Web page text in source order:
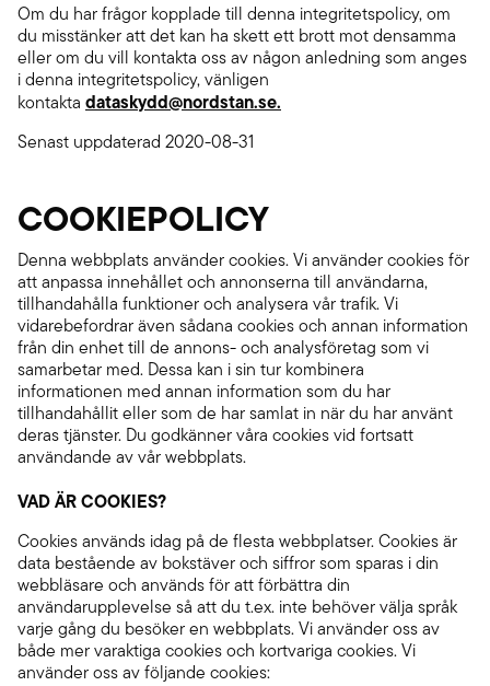
Om du har frågor kopplade till denna integritetspolicy, om
du misstänker att det kan ha skett ett brott mot densamma
eller om du vill kontakta oss av någon anledning som anges
i denna integritetspolicy, vänligen
kontakta dataskydd@nordstan.se.
Senast uppdaterad 2020-08-31
COOKIEPOLICY
Denna webbplats använder cookies. Vi använder cookies för
att anpassa innehållet och annonserna till användarna,
tillhandahålla funktioner och analysera vår trafik. Vi
vidarebefordrar även sådana cookies och annan information
från din enhet till de annons- och analysföretag som vi
samarbetar med. Dessa kan i sin tur kombinera
informationen med annan information som du har
tillhandahållit eller som de har samlat in när du har använt
deras tjänster. Du godkänner våra cookies vid fortsatt
användande av vår webbplats.
VAD ÄR COOKIES?
Cookies används idag på de flesta webbplatser. Cookies är
data bestående av bokstäver och siffror som sparas i din
webbläsare och används för att förbättra din
användarupplevelse så att du t.ex. inte behöver välja språk
varje gång du besöker en webbplats. Vi använder oss av
både mer varaktiga cookies och kortvariga cookies. Vi
använder oss av följande cookies: